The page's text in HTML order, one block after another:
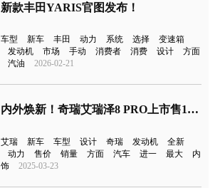
新款丰田YARIS官图发布！
车型 新车 丰田 动力 系统 选择
变速箱
发动机
市场 手动 消费者 消费 设计
方面
汽油
2026-02-21
内外焕新！奇瑞艾瑞泽8 PRO上市售10.39万元起
艾瑞 新车 车型 设计 奇瑞 发动机
全新
动力
售价 销量 方面 汽车 进一 最大
内
饰
2025-03-23